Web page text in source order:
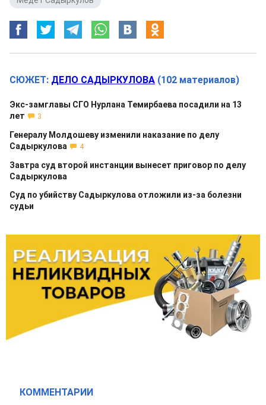
СЮЖЕТ: ДЕЛО САДЫРКУЛОВА (102 материалов)
Экс-замглавы СГО Нурлана Темирбаева посадили на 13
лет
3
Генералу Молдошеву изменили наказание по делу
Садыркулова
4
Завтра суд второй инстанции вынесет приговор по делу
Садыркулова
Суд по убийству Садыркулова отложили из-за болезни
судьи
КОММЕНТАРИИ